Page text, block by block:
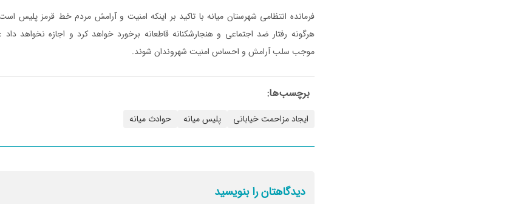
فرمانده انتظامی شهرستان میانه با تاکید بر اینکه امنیت و آرامش مردم خط قرمز پلیس
هرگونه رفتار ضد اجتماعی و هنجارشکنانه قاطعانه برخورد خواهد کرد و اجازه نخواهد داد
موجب سلب آرامش و احساس امنیت شهروندان شوند.
برچسب‌ها:
ایجاد مزاحمت خیابانی پلیس میانه حوادث میانه
دیدگاهتان را بنویسید